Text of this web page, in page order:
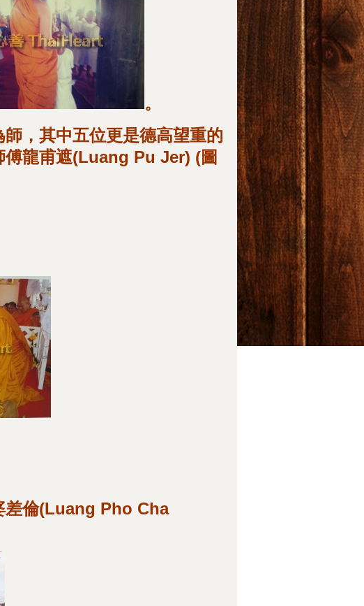
。
，其中五位更是德高望重的
傅龍甫遮(Luang Pu Jer) (圖
差倫(Luang Pho Cha